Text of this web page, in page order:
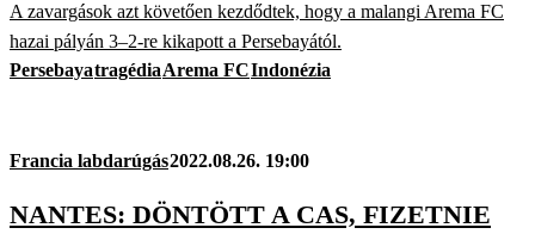
A zavargások azt követően kezdődtek, hogy a malangi Arema FC
hazai pályán 3–2-re kikapott a Persebayától.
PersebayatragédiaArema FCIndonézia
Francia labdarúgás2022.08.26. 19:00
NANTES: DÖNTÖTT A CAS, FIZETNIE